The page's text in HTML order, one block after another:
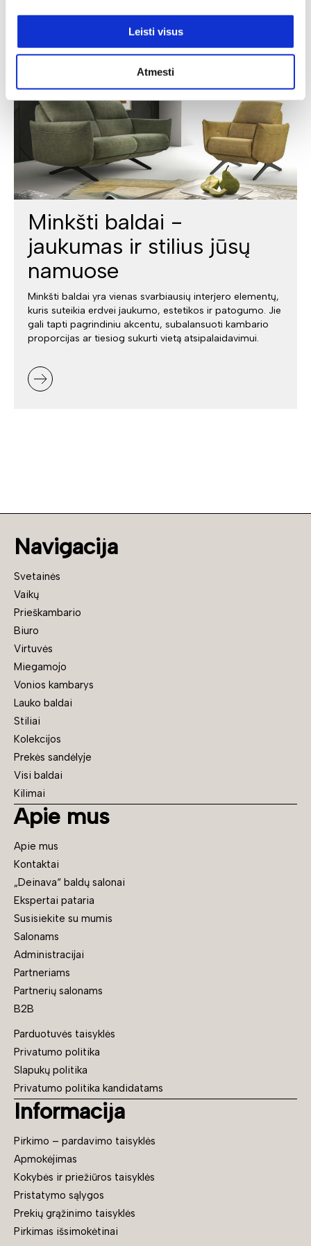
Leisti visus
Atmesti
Minkšti baldai -
jaukumas ir stilius jūsų
namuose
Minkšti baldai yra vienas svarbiausių interjero elementų,
kuris suteikia erdvei jaukumo, estetikos ir patogumo. Jie
gali tapti pagrindiniu akcentu, subalansuoti kambario
proporcijas ar tiesiog sukurti vietą atsipalaidavimui.
Navigacija
Svetainės
Vaikų
Prieškambario
Biuro
Virtuvės
Miegamojo
Vonios kambarys
Lauko baldai
Stiliai
Kolekcijos
Prekės sandėlyje
Visi baldai
Kilimai
Apie mus
Apie mus
Kontaktai
„Deinava“ baldų salonai
Ekspertai pataria
Susisiekite su mumis
Salonams
Administracijai
Partneriams
Partnerių salonams
B2B
Parduotuvės taisyklės
Privatumo politika
Slapukų politika
Privatumo politika kandidatams
Informacija
Pirkimo – pardavimo taisyklės
Apmokėjimas
Kokybės ir priežiūros taisyklės
Pristatymo sąlygos
Prekių grąžinimo taisyklės
Pirkimas išsimokėtinai